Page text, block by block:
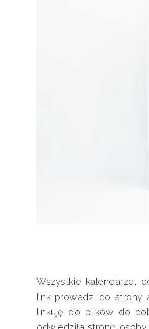
Wszystkie kalendarze,
link prowadzi do strony
linkuję do plików do